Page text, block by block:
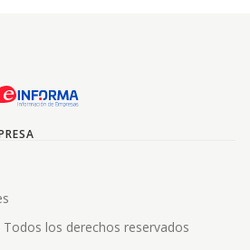
los derechos reservados